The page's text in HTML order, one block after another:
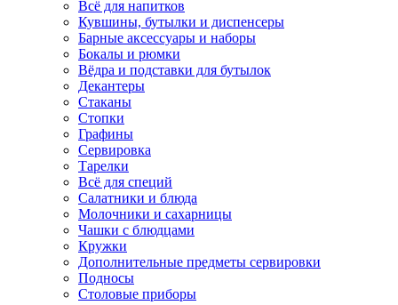
Всё для напитков
Кувшины, бутылки и диспенсеры
Барные аксессуары и наборы
Бокалы и рюмки
Вёдра и подставки для бутылок
Декантеры
Стаканы
Стопки
Графины
Сервировка
Тарелки
Всё для специй
Салатники и блюда
Молочники и сахарницы
Чашки с блюдцами
Кружки
Дополнительные предметы сервировки
Подносы
Столовые приборы